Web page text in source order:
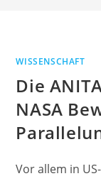
WISSENSCHAFT
Die
NASA
Vor allem in